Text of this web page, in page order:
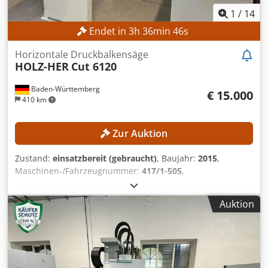
1 / 14
Endet in 3h 36min 44s
Baden-Württemberg
410 km
Horizontale Druckbalkensäge
HOLZ-HER Cut 6120
€ 15.000
Zur Auktion
Zustand: einsatzbereit (gebraucht), Baujahr: 2015,
Maschinen-/Fahrzeugnummer: 417/1-505,
voll funktionsfähig
29.856 h, Schnitthöhe (max.):80 mm, Schnittbreite (max.):
3.100 mm
, Sägeblattdurchmesser:
, Schnittlänge
(max.):
, Ausstattung:
befindet sich noch im laufenden Betrieb und ist ab dem
09.10.2026 verfügbar! Cedjznbkkjpfx Agdjha TECHNISCHE
DETAILS Schnittlänge: 4.200 mm Schnittbreite
Auktion